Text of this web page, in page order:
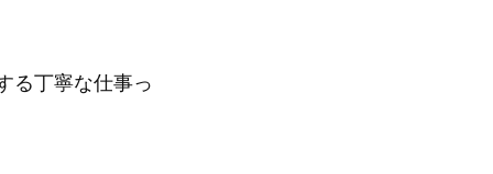
る丁寧な仕事っ